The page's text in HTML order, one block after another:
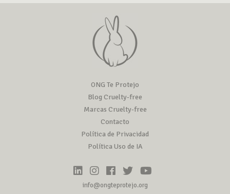
ONG Te Protejo
Blog Cruelty-free
Marcas Cruelty-free
Contacto
Política de Privacidad
Política Uso de IA
info@ongteprotejo.org